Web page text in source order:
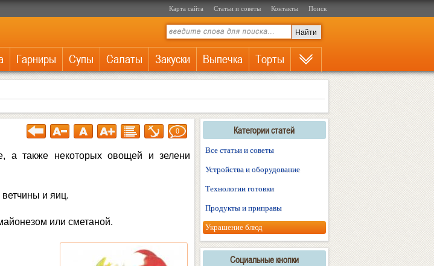
Карта сайта Статьи и советы Контакты Поиск
Гарниры Супы Салаты Закуски Выпечка Торты
0
а также некоторых овощей и зелени
и яиц.
или сметаной.
Категории статей
Все статьи и советы
Устройства и оборудование
Технологии готовки
Продукты и приправы
Украшение блюд
Социальные кнопки